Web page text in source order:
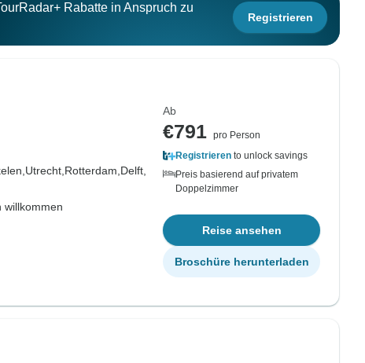
Rabatte in Anspruch zu
Registrieren
Utrecht, Rotterdam, Delft,
willkommen
Ab
€791 pro Person
Registrieren to unlock savings
Preis basierend auf privatem
Doppelzimmer
Reise ansehen
Broschüre herunterladen